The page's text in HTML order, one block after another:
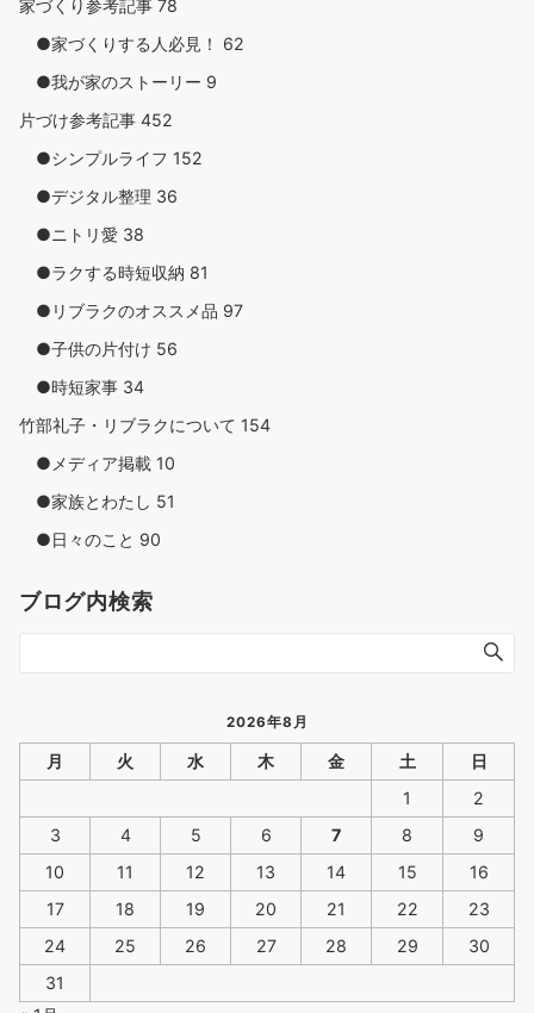
家づくり参考記事 78
●家づくりする人必見！ 62
●我が家のストーリー 9
片づけ参考記事 452
●シンプルライフ 152
●デジタル整理 36
●ニトリ愛 38
●ラクする時短収納 81
●リブラクのオススメ品 97
●子供の片付け 56
●時短家事 34
竹部礼子・リブラクについて 154
●メディア掲載 10
●家族とわたし 51
●日々のこと 90
ブログ内検索
2026年8月
月 火 水 木 金 土
日
1
2
3
4 5 6 7 8
9
10
11 12 13 14 15
16
17
18 19 20 21 22
23
24
25 26 27 28 29
30
31